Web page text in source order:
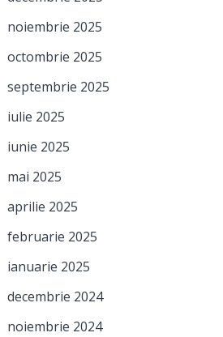
noiembrie 2025
octombrie 2025
septembrie 2025
iulie 2025
iunie 2025
mai 2025
aprilie 2025
februarie 2025
ianuarie 2025
decembrie 2024
noiembrie 2024